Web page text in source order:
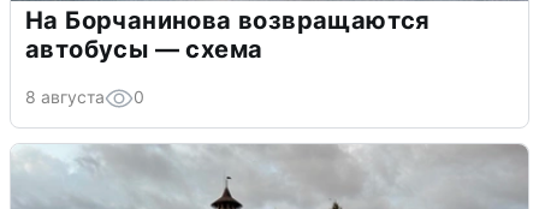
На Борчанинова возвращаются
автобусы — схема
8 августа 0